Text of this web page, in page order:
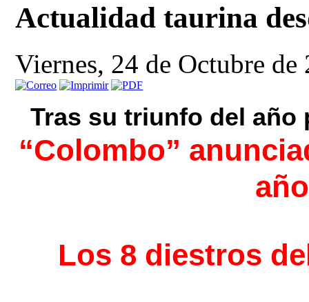
Actualidad taurina
Viernes, 24 de Octubre de
Tras su triunfo del año
“Colombo”
Los 8 diestros